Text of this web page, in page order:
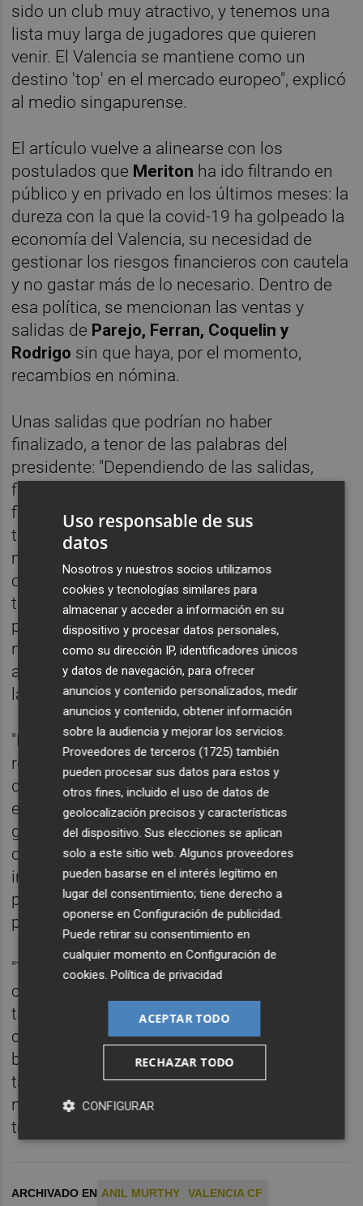
sido un club muy atractivo, y tenemos una
lista muy larga de jugadores que quieren
venir. El Valencia se mantiene como un
destino 'top' en el mercado europeo", explicó
al medio singapurense.
El artículo vuelve a alinearse con los
postulados que Meriton ha ido filtrando en
público y en privado en los últimos meses: la
dureza con la que la covid-19 ha golpeado la
economía del Valencia, su necesidad de
gestionar los riesgos financieros con cautela
y no gastar más de lo necesario. Dentro de
esa política, se mencionan las ventas y
salidas de Parejo, Ferran, Coquelin y
Rodrigo sin que haya, por el momento,
recambios en nómina.
Unas salidas que podrían no haber
finalizado, a tenor de las palabras del
presidente: "Dependiendo de las salidas,
firmaremos futbolistas cedidos o los
ficharemos si el precio es el correcto. La
temporada arranca el 13 de septiembre, y el
mercado cierra el 5 de octubre. En un
contexto normal, el escenario ideal sería
tener cuanto antes a los nuevos futbolistas,
pero con tanta incertidumbre económica a
nivel global, es especialmente importante
acertar, realizar las elecciones correctas en
las condiciones apropiadas", explicó Murthy.
"Entendemos a nuestros aficionados, pero
requerirá algo de paciencia", agregó el
dirigente, quien también tuvo palabras de
elogio paraJavi Gracia. "Está haciendo un
gran trabajo gestionando la plantilla en un
contexto tan complicado", incidió. Además,
insistió en que el club está haciendo todo lo
posible para apoyarle y conseguirle la
plantilla que él desee antes del 5 de octubre.
"Todavía tenemos una muy buena plantilla,
con la ayuda de gente joven, y seguimos
trabajando duro y pacientemente para
completar un equipo competitivo y muy
bueno tan pronto como sea posible, pero
también un equipo que satisfaga y haga a
nuestra afición sentirse orgullosa esta
temporada", sentenció.
ARCHIVADO EN ANIL MURTHY VALENCIA CF
Uso responsable de sus
datos
Nosotros y nuestros socios utilizamos
cookies y tecnologías similares para
almacenar y acceder a información en su
dispositivo y procesar datos personales,
como su dirección IP, identificadores únicos
y datos de navegación, para ofrecer
anuncios y contenido personalizados, medir
anuncios y contenido, obtener información
sobre la audiencia y mejorar los servicios.
Proveedores de terceros (1725) también
pueden procesar sus datos para estos y
otros fines, incluido el uso de datos de
geolocalización precisos y características
del dispositivo. Sus elecciones se aplican
solo a este sitio web. Algunos proveedores
pueden basarse en el interés legítimo en
lugar del consentimiento; tiene derecho a
oponerse enConfiguración de publicidad.
Puede retirar su consentimiento en
cualquier momento enConfiguración de
cookies.Política de privacidad
ACEPTAR TODO
RECHAZAR TODO
CONFIGURAR